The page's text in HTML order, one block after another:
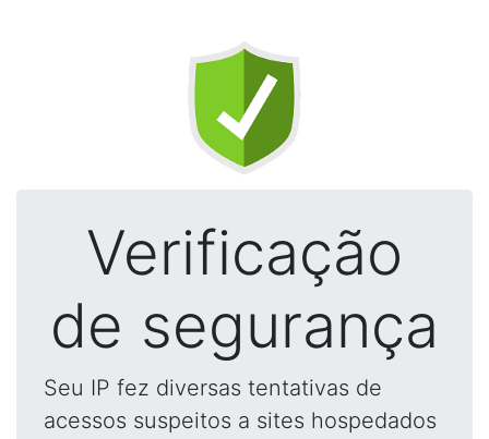
Verificação
de segurança
Seu IP fez diversas tentativas de
acessos suspeitos a sites hospedados